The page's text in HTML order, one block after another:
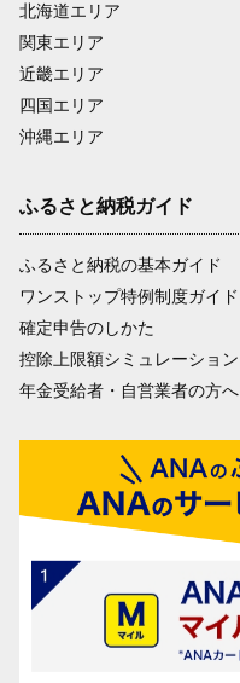
北海道エリア
関東エリア
近畿エリア
四国エリア
沖縄エリア
ふるさと納税ガイド
ふるさと納税の基本ガイド
ワンストップ特例制度ガイド
確定申告のしかた
控除上限額シミュレーション
年金受給者・自営業者の方へ